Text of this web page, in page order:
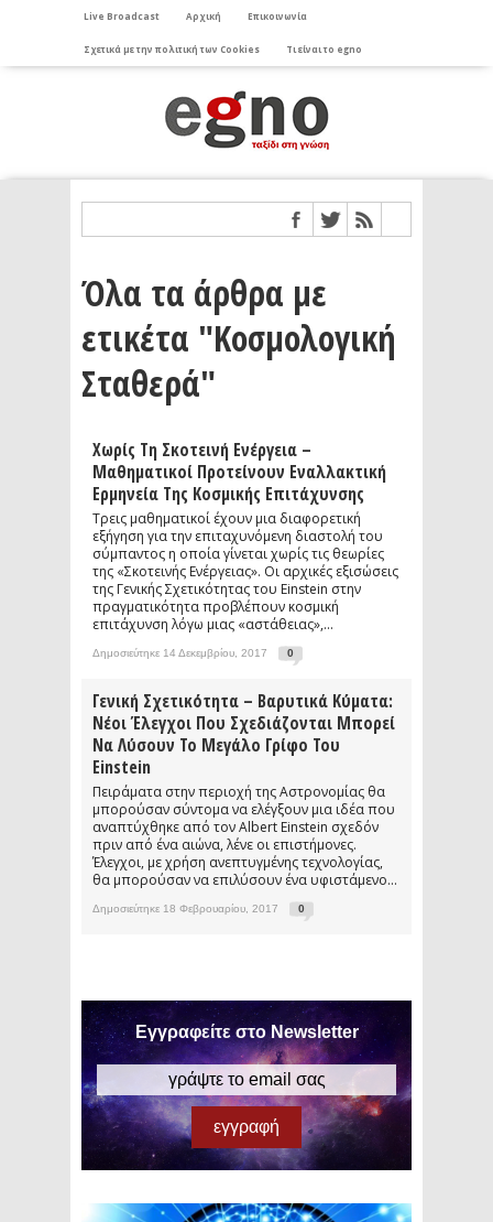
Live Broadcast Αρχική Επικοινωνία
Σχετικά με την πολιτική των Cookies Τι είναι το egno
Όλα τα άρθρα με
ετικέτα "Κοσμολογική
Σταθερά"
Χωρίς Τη Σκοτεινή Ενέργεια –
Μαθηματικοί Προτείνουν Εναλλακτική
Ερμηνεία Της Κοσμικής Επιτάχυνσης
Τρεις μαθηματικοί έχουν μια διαφορετική
εξήγηση για την επιταχυνόμενη διαστολή του
σύμπαντος η οποία γίνεται χωρίς τις θεωρίες
της «Σκοτεινής Ενέργειας». Οι αρχικές εξισώσεις
της Γενικής Σχετικότητας του Einstein στην
πραγματικότητα προβλέπουν κοσμική
επιτάχυνση λόγω μιας «αστάθειας»,...
Δημοσιεύτηκε 14 Δεκεμβρίου, 2017 0
Γενική Σχετικότητα – Βαρυτικά Κύματα:
Νέοι Έλεγχοι Που Σχεδιάζονται Μπορεί
Να Λύσουν Το Μεγάλο Γρίφο Του
Einstein
Πειράματα στην περιοχή της Αστρονομίας θα
μπορούσαν σύντομα να ελέγξουν μια ιδέα που
αναπτύχθηκε από τον Albert Einstein σχεδόν
πριν από ένα αιώνα, λένε οι επιστήμονες.
Έλεγχοι, με χρήση ανεπτυγμένης τεχνολογίας,
θα μπορούσαν να επιλύσουν ένα υφιστάμενο...
Δημοσιεύτηκε 18 Φεβρουαρίου, 2017 0
Εγγραφείτε στο Newsletter